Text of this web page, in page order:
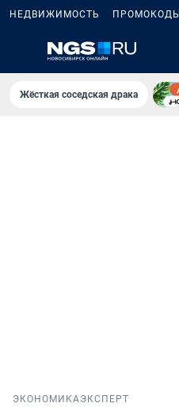
НЕДВИЖИМОСТЬ ПРОМОКОДЫ
Жёсткая соседская драка
ЭКОНОМИКАЭКСПЕРТ